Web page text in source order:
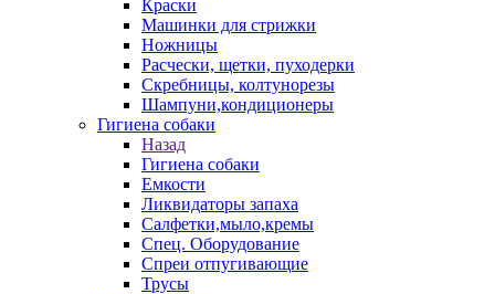
Краски
Машинки для стрижки
Ножницы
Расчески, щетки, пуходерки
Скребницы, колтунорезы
Шампуни,кондиционеры
Гигиена собаки
Назад
Гигиена собаки
Емкости
Ликвидаторы запаха
Салфетки,мыло,кремы
Спец. Оборудование
Спреи отпугивающие
Трусы